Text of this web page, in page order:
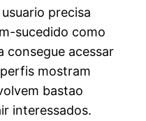
precisa
sucedido como
consegue acessar
mostram
bastao
interessados.